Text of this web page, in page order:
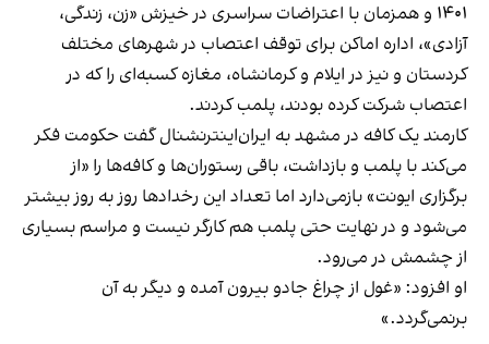
۱۴۰۱ و همزمان با اعتراضات سراسری در خیزش «زن، زندگی،
آزادی»، اداره اماکن برای توقف اعتصاب در شهرهای مختلف
کردستان و نیز در ایلام و کرمانشاه، مغازه کسبه‌ای را که در
اعتصاب شرکت کرده بودند، پلمب کردند.
کارمند یک کافه در مشهد به ایران‌اینترنشنال گفت حکومت فکر
می‌کند با پلمب و بازداشت، باقی رستوران‌ها و کافه‌ها را «از
برگزاری ایونت» بازمی‌دارد اما تعداد این رخدادها روز به روز بیشتر
می‌شود و در نهایت حتی پلمب هم کارگر نیست و مراسم بسیاری
از چشمش در می‌رود.
او افزود: «غول از چراغ جادو بیرون آمده و دیگر به آن
برنمی‎‌گردد.»